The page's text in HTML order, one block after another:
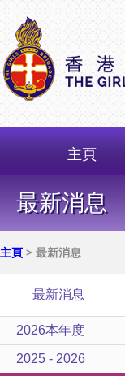
主頁
最新消息
主頁 > 最新消息
最新消息
2026本年度
2025 - 2026